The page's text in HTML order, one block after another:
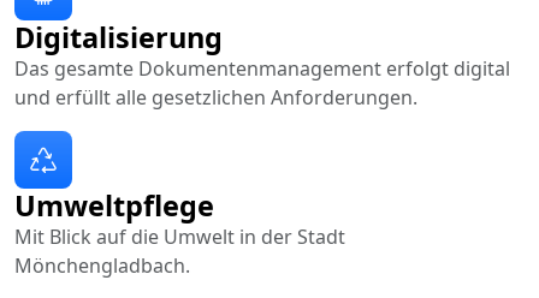
Digitalisierung
Das gesamte Dokumentenmanagement erfolgt digital
und erfüllt alle gesetzlichen Anforderungen.
Umweltpflege
Mit Blick auf die Umwelt in der Stadt
Mönchengladbach.